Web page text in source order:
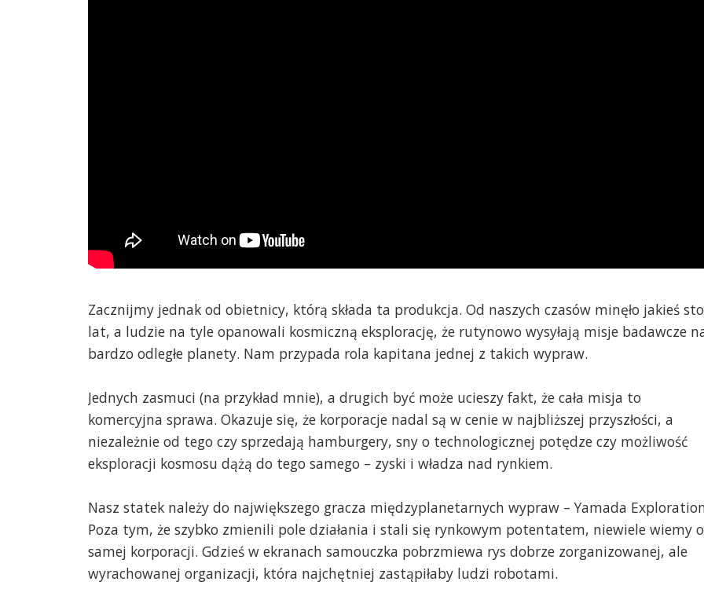
Zacznijmy jednak od obietnicy, którą składa ta produkcja. Od naszych czasów minęło jakieś sto
lat, a ludzie na tyle opanowali kosmiczną eksplorację, że rutynowo wysyłają misje badawcze
bardzo odległe planety. Nam przypada rola kapitana jednej z takich wypraw.
Jednych zasmuci (na przykład mnie), a drugich być może ucieszy fakt, że cała misja to
komercyjna sprawa. Okazuje się, że korporacje nadal są w cenie w najbliższej przyszłości, a
niezależnie od tego czy sprzedają hamburgery, sny o technologicznej potędze czy możliwość
eksploracji kosmosu dążą do tego samego – zyski i władza nad rynkiem.
Nasz statek należy do największego gracza międzyplanetarnych wypraw – Yamada
Poza tym, że szybko zmienili pole działania i stali się rynkowym potentatem, niewiele wiemy o
samej korporacji. Gdzieś w ekranach samouczka pobrzmiewa rys dobrze zorganizowanej, ale
wyrachowanej organizacji, która najchętniej zastąpiłaby ludzi robotami.